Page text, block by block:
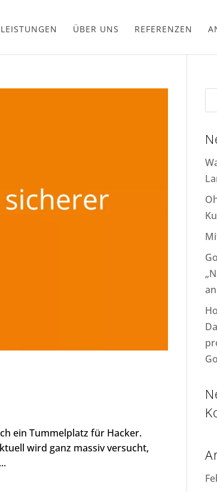
LEISTUNGEN ÜBER UNS REFERENZEN
ein Tummelplatz für Hacker.
wird ganz massiv versucht,
an